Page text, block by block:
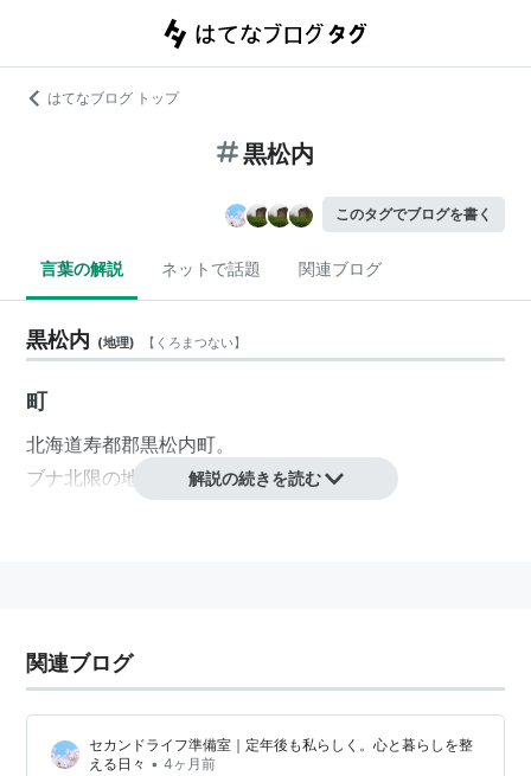
はてなブログ トップ
黒松内
このタグでブログを書く
言葉の解説 ネットで話題 関連ブログ
黒松内 (地理) 【 くろまつない】
町
北海道寿都郡黒松内町。
ブナ北限の地として知られる。
長万部(H47)…蕨岱(S31)←黒松内(H30)→熱郛(H29)
…札幌〈札幌駅〉(01)
解説の続きを読む
関連ブログ
セカンドライフ準備室｜定年後も私らしく。心と暮らしを整
える日々 • 4ヶ月前